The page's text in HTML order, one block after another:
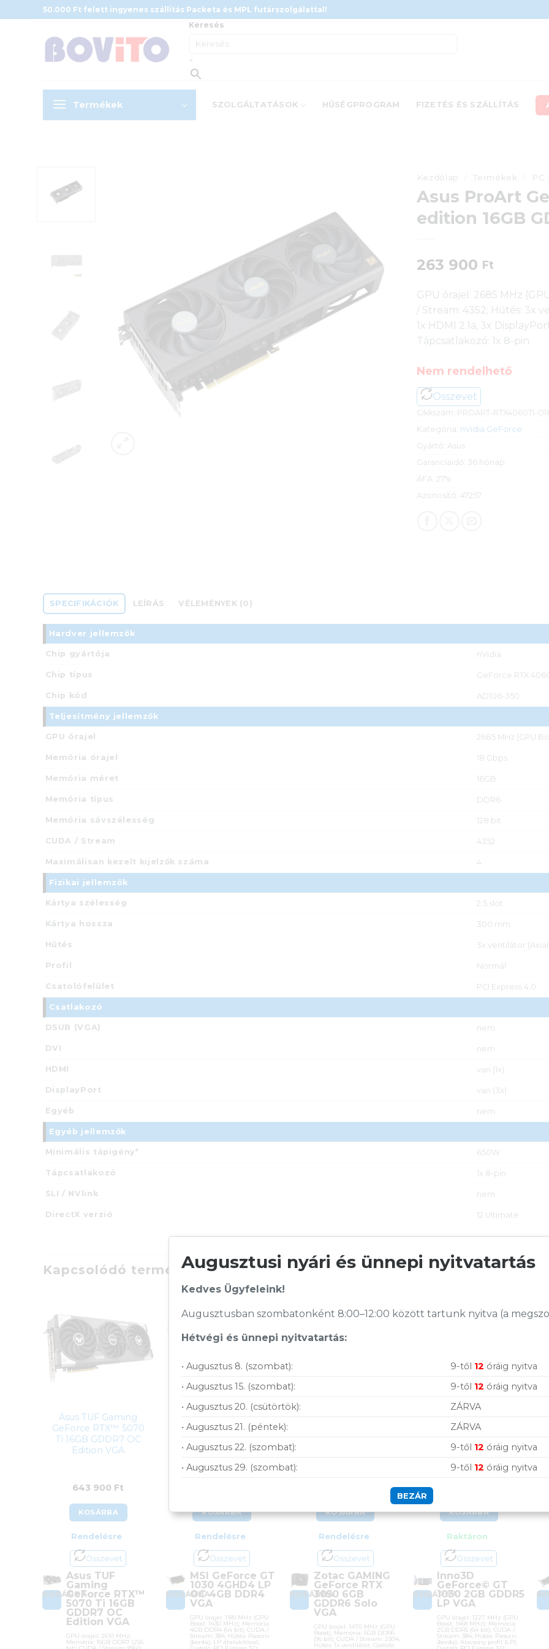
to
50.000 Ft felett ingyenes szállítás Packeta és MPL futárszolgálattal!
Keresés
×
Termékek SZOLGÁLTATÁSOK HŰSÉGPROGRAM FIZETÉS ÉS SZÁLLÍTÁS
Kezdőlap Termékek PC
Asus ProArt
edition 16GB
263 900 Ft
GPU órajel: 2685 MHz
/ Stream: 4352; Hűtés: 3x
1x HDMI 2.1a, 3x
Tápcsatlakozó: 1x 8-pin
Nem rendelhető
Összevet
Cikkszám: PROART-RTX4060TI-
Kategória: nVidia GeForce
Gyártó: Asus
Garanciaidő: 36 hónap
ÁFA: 27%
Azonosító: 47257
SPECIFIKÁCIÓK LEÍRÁS VÉLEMÉNYEK (0)
Hardver jellemzők
Chip gyártója nVidia
Chip típus GeForce RTX
Chip kód AD106-350
Teljesítmény jellemzők
GPU órajel 2685 MHz (GPU
Memória órajel 18 Gbps
Memória méret 16GB
Memória típus DDR6
Memória sávszélesség 128 bit
CUDA / Stream 4352
Maximálisan kezelt kijelzők száma 4
Fizikai jellemzők
Kártya szélesség 2.5 slot
Kártya hossza 300 mm
Hűtés 3x ventilátor
Profil Normál
Csatolófelület PCI Express 4.0
Csatlakozó
DSUB (VGA) nem
DVI nem
HDMI van (1x)
DisplayPort van (3x)
Egyéb nem
Egyéb jellemzők
Minimális tápigény* 650W
Tápcsatlakozó 1x 8-pin
SLI / NVlink nem
DirectX verzió 12 Ultimate
Kapcsolódó termékek
Asus TUF Gaming
GeForce RTX™ 5070
Ti 16GB GDDR7 OC
Edition VGA
643 900 Ft
KOSÁRBA
Rendelésre
Összevet
KOSÁRBA
Asus TUF
Gaming
GeForce RTX™
5070 Ti 16GB
GDDR7 OC
Edition VGA
GPU órajel: 2610 MHz;
Memória: 16GB DDR7 (256
4GHD4 LP OC 4GB
KOSÁRBA
Rendelésre
Összevet
KOSÁRBA
MSI GeForce GT
1030 4GHD4 LP
OC 4GB DDR4
VGA
GPU órajel: 1189 MHz (GPU
Boost: 1430 MHz); Memória:
4GB DDR4 (64 bit); CUDA /
Stream: 384; Hűtés: Passzív
(borda); LP átalakítóval;
KOSÁRBA
Rendelésre
Összevet
KOSÁRBA
Zotac GAMING
GeForce RTX
3050 6GB
GDDR6 Solo
VGA
GPU órajel: 1470 MHz (GPU
Boost); Memória: 6GB DDR6
(96 bit); CUDA / Stream: 2304;
Hűtés: 1x ventilátor; Csatoló:
1030 2GB GDDR5 LP
(1)
KOSÁRBA
Raktáron
Összevet
KOSÁRBA
Inno3D
GeForce© GT
1030 2GB GDDR5
LP VGA
GPU órajel: 1227 MHz (GPU
Boost: 1468 MHz); Memória:
2GB DDR5 (64 bit); CUDA /
Stream: 384; Hűtés: Passzív
(borda); Alacsony profil (LP);
Augusztusi nyári és ünnepi nyitvatartás
Kedves Ügyfeleink!
Augusztusban szombatonként 8:00–12:00 között tartunk nyitva (a
Hétvégi és ünnepi nyitvatartás:
• Augusztus 8. (szombat): 9-től 12 óráig nyitva
• Augusztus 15. (szombat):
9-től 12 óráig nyitva
• Augusztus 20. (csütörtök):
ZÁRVA
• Augusztus 21. (péntek):
ZÁRVA
• Augusztus 22. (szombat):
9-től 12 óráig nyitva
• Augusztus 29. (szombat):
9-től 12 óráig nyitva
BEZÁR